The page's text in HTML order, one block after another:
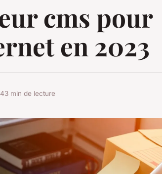
cms pour
en 2023
3 min de lecture